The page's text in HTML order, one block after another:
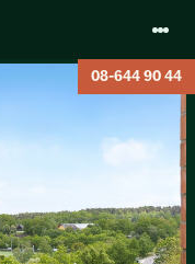
08-644 90 44